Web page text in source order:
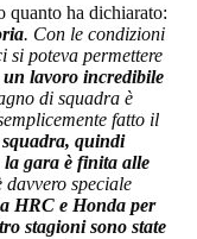
quanto ha dichiarato:
. Con le condizioni
si poteva permettere
lavoro incredibile
di squadra è
fatto il
quindi
gara è finita alle
davvero speciale
HRC e Honda per
stagioni sono state